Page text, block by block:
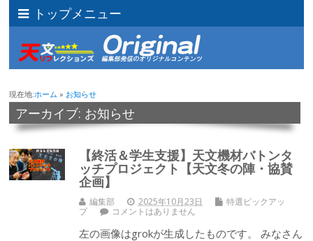
トップメニュー
現在地:ホーム » お知らせ
アーカイブ: お知らせ
【終活＆学生支援】天文機材バトンタ
ッチプロジェクト【天文冬の陣・協賛
企画】
編集部 2025年10月23日
特選ピックアッ
プ
コメントはありません
左の画像はgrokが生成したものです。 みなさん